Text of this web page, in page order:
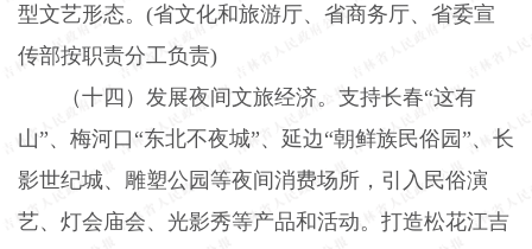
型文艺形态。 (省文化和旅游厅、省商务厅、省委宣
传部按职责分工负责)
（十四）发展夜间文旅经济。 支持长春“这有
山”、梅河口“东北不夜城”、延边“朝鲜族民俗园”、长
影世纪城、雕塑公园等夜间消费场所，引入民俗演
艺、灯会庙会、光影秀等产品和活动。打造松花江吉